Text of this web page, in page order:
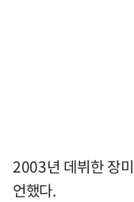
2003년 데뷔한 장
언했다.